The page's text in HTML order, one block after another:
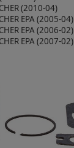
(2010-04)
EPA (2005-04)
EPA (2006-02)
EPA (2007-02)